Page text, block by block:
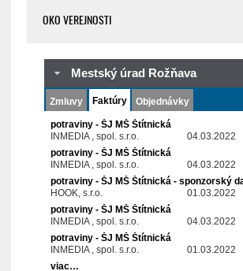
OKO VEREJNOSTI